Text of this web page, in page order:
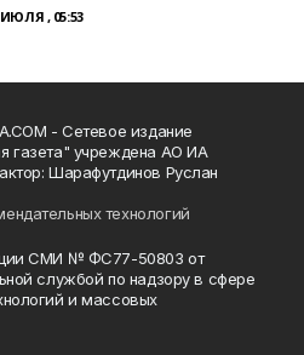
ИЮЛЯ , 05:53
- Сетевое издание
газета" учреждена АО ИА
Шарафутдинов Руслан
технологий
СМИ № ФС77-50803 от
службой по надзору в сфере
и массовых